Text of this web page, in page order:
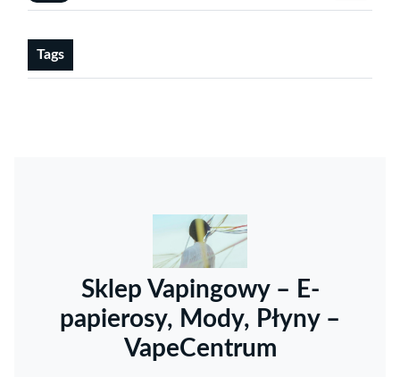
Tags
Sklep Vapingowy – E-
papierosy, Mody, Płyny –
VapeCentrum